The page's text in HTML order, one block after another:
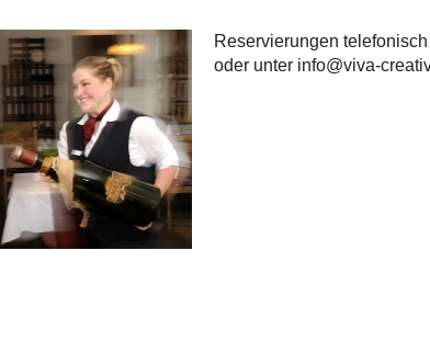
Reservierungen
oder unter info@viva-